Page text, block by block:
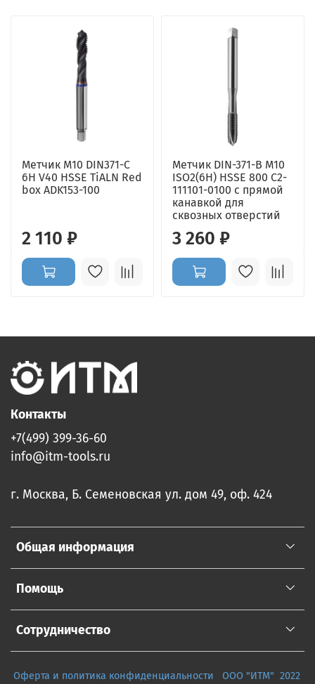
Метчик М10 DIN371-С
6H V40 HSSE TiALN Red
box ADK153-100
2 110 ₽
Метчик DIN-371-B M10
ISO2(6H) HSSE 800 C2-
111101-0100 с прямой
канавкой для
сквозных отверстий
3 260 ₽
Общая информация
Помощь
Сотрудничество
Контакты
+7(499) 399-36-60
info@itm-tools.ru
г. Москва, Б. Семеновская ул. дом 49, оф. 424
Оферта и политика конфиденциальности ООО "ИТМ" 2022